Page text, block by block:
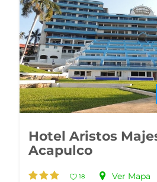
Maralisa Hotel and
Club
20
Ver Mapa